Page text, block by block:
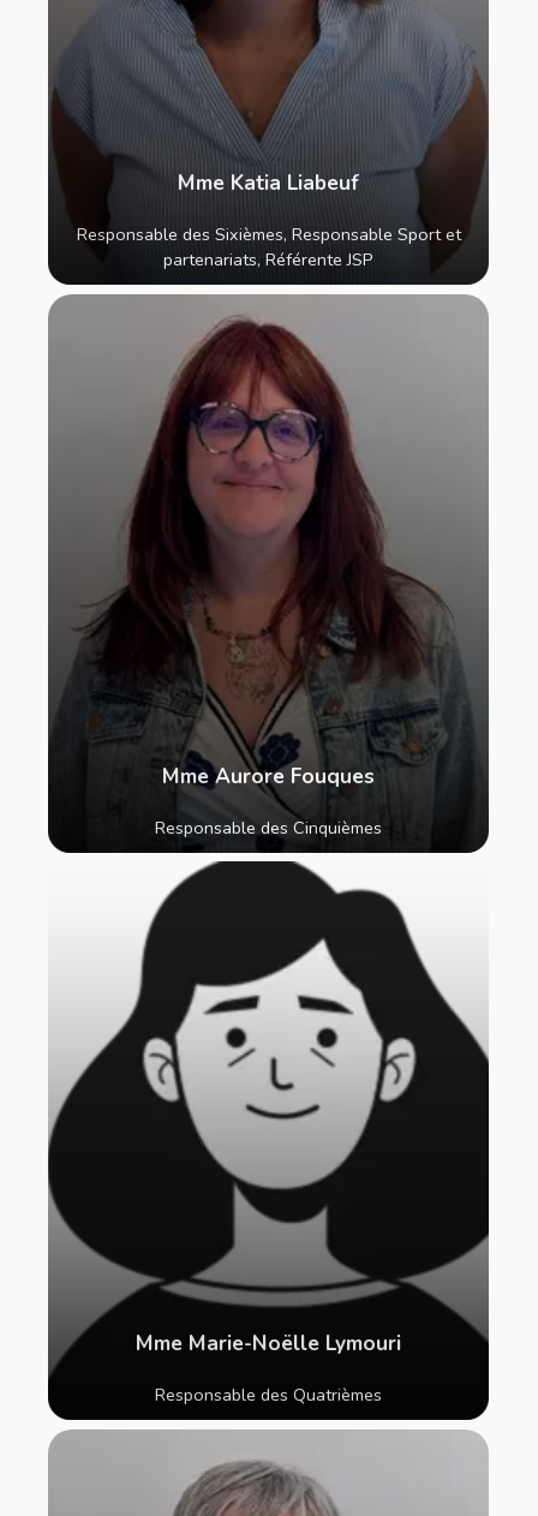
Mme Katia Liabeuf
Responsable des Sixièmes, Responsable Sport et
partenariats, Référente JSP
Mme Aurore Fouques
Responsable des Cinquièmes
Mme Marie-Noëlle Lymouri
Responsable des Quatrièmes